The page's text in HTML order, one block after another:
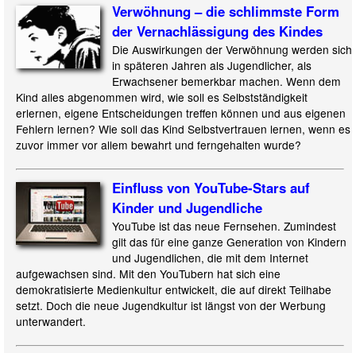
Verwöhnung – die schlimmste Form
der Vernachlässigung des Kindes
Die Auswirkungen der Verwöhnung werden sich
in späteren Jahren als Jugendlicher, als
Erwachsener bemerkbar machen. Wenn dem
Kind alles abgenommen wird, wie soll es Selbstständigkeit
erlernen, eigene Entscheidungen treffen können und aus eigenen
Fehlern lernen? Wie soll das Kind Selbstvertrauen lernen, wenn es
zuvor immer vor allem bewahrt und ferngehalten wurde?
Einfluss von YouTube-Stars auf
Kinder und Jugendliche
YouTube ist das neue Fernsehen. Zumindest
gilt das für eine ganze Generation von Kindern
und Jugendlichen, die mit dem Internet
aufgewachsen sind. Mit den YouTubern hat sich eine
demokratisierte Medienkultur entwickelt, die auf direkt Teilhabe
setzt. Doch die neue Jugendkultur ist längst von der Werbung
unterwandert.